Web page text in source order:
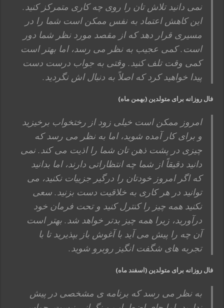
نمی دانید تلاش تان را روی چه کاری متمرکز کنید.
این کاهش اعتماد به نفس ممکن است شما را در
مسیری قرار دهد که از مقصد مورد نظر شما دور
است. کمی عجیب به نظر می رسد، اما بهتر است
کمی وقت تلف کنید. وقتی به جواب درست دست
پیدا خواهید کرد که اصلاً به دنبال اش نگردید.
فال روزانه برای متولدین (بهمن ماه)
امروز ممکن است خیلی زود از رختخواب برخیزید
و برای کار آمده شوید، اما به نظر می رسد که
چیزی در پشت ذهن تان شما را اذیت می کند. نمی
دانید دقیقاً از شما چه انتظاراتی دارند، اما بدانید
که اگر امروز خودتان را درگیر جزییات نکنید، می
توانید در هر کاری به خلاقیت دست بزنید. سعی
نکنید همه چیز را کنترل کنید و تحت فرمان خود
درآورید، زیرا همه چیز بدتر خواهد شد. بهتر است
آن چه را پیش می آید با آغوش باز بپذیرید تا با
تجربه های شگفت انگیز روبرو شوید.
فال روزانه برای متولدین (اسفند ماه)
به نظر می رسد که برنامه ی مشخصی در پیش